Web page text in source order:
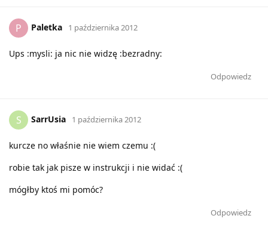
P Paletka 1 października 2012
Ups :mysli: ja nic nie widzę :bezradny:
Odpowiedz
S SarrUsia 1 października 2012
kurcze no właśnie nie wiem czemu :(
robie tak jak pisze w instrukcji i nie widać :(
mógłby ktoś mi pomóc?
Odpowiedz